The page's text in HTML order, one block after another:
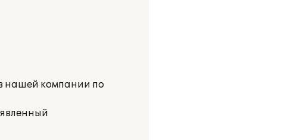
нашей компании по